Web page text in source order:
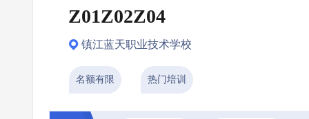
Z01Z02Z04
镇江蓝天职业技术学校
名额有限 热门培训